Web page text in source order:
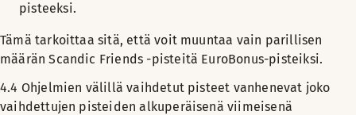
pisteeksi.
Tämä tarkoittaa sitä, että voit muuntaa vain parillisen
määrän Scandic Friends -pisteitä EuroBonus-pisteiksi.
4.4 Ohjelmien välillä vaihdetut pisteet vanhenevat joko
vaihdettujen pisteiden alkuperäisenä viimeisenä